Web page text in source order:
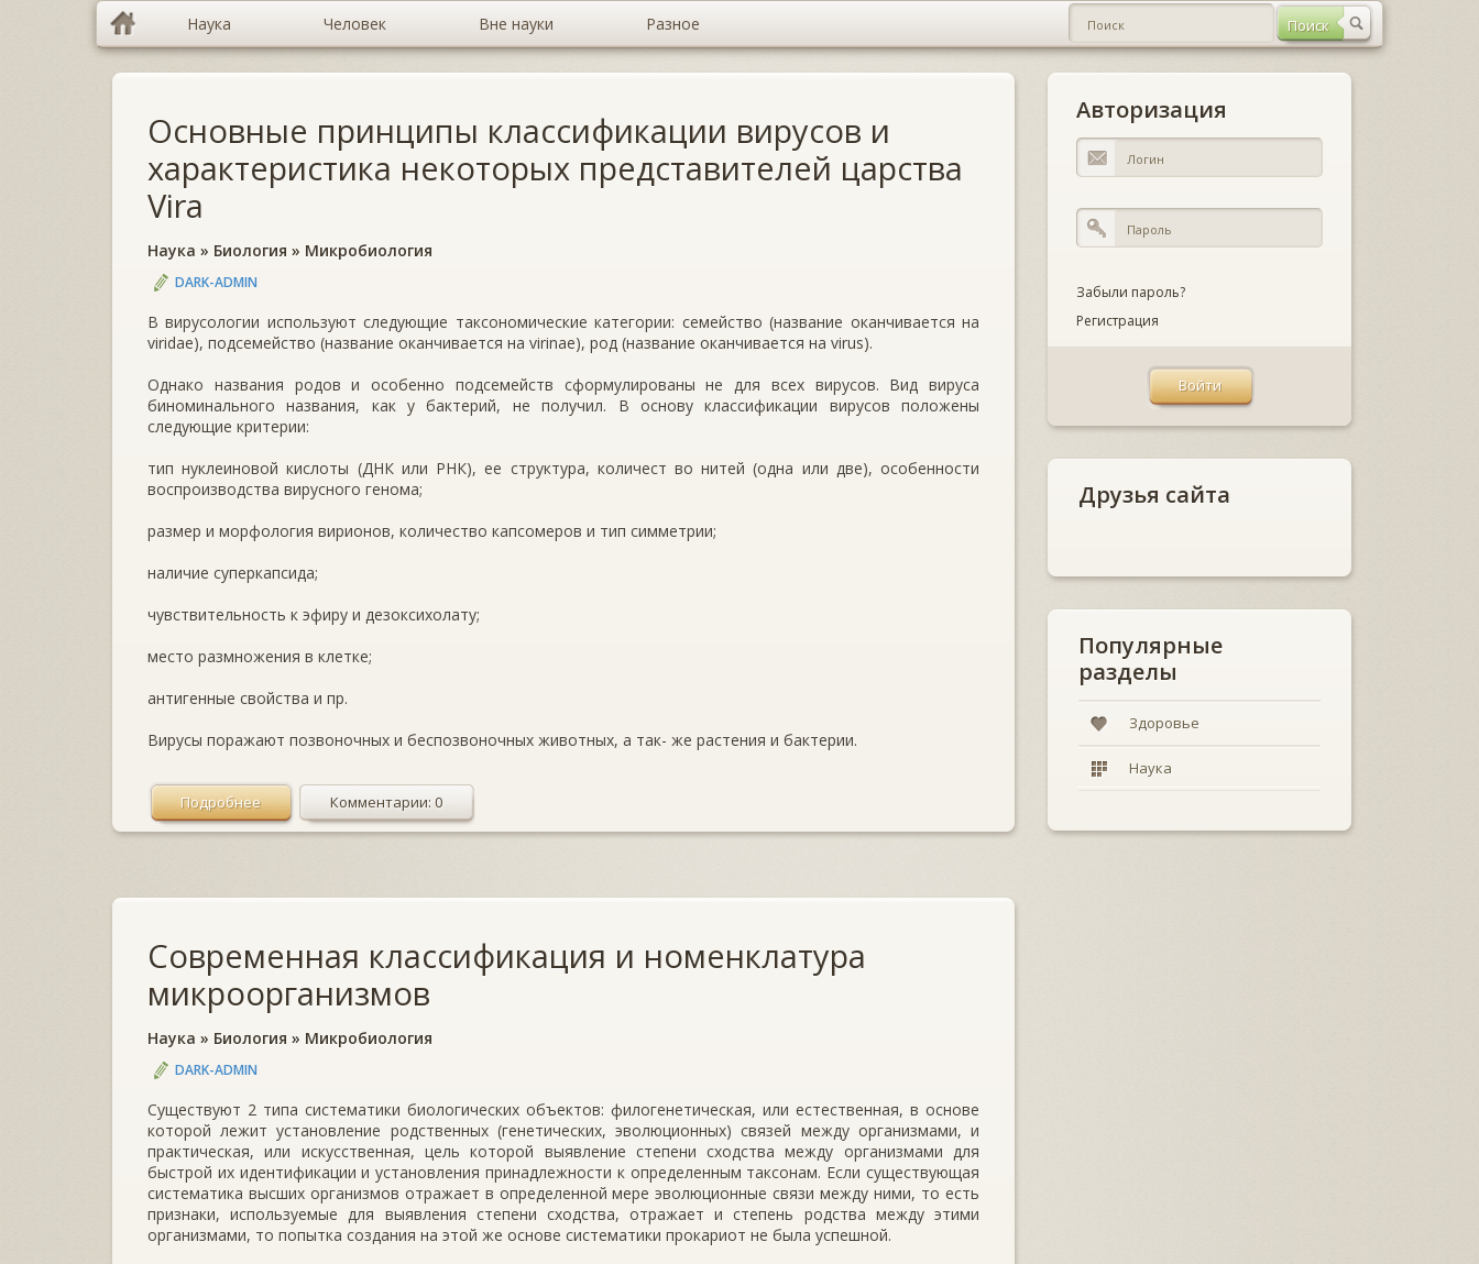
Наука Человек Вне науки Разное
Основные принципы классификации вирусов и
характеристика некоторых представителей царства
Vira
Наука » Биология » Микробиология
DARK-ADMIN
В вирусологии используют следующие таксономические категории: семейство (название оканчивается на
viridae), подсемейство (название оканчивается на virinae), род (название оканчивается на virus).
Однако названия родов и особенно подсемейств сформулированы не для всех вирусов. Вид вируса
биноминального названия, как у бактерий, не получил. В основу классификации вирусов положены
следующие критерии:
тип нуклеиновой кислоты (ДНК или РНК), ее структура, количест во нитей (одна или две), особенности
воспроизводства вирусного генома;
размер и морфология вирионов, количество капсомеров и тип симметрии;
наличие суперкапсида;
чувствительность к эфиру и дезоксихолату;
место размножения в клетке;
антигенные свойства и пр.
Вирусы поражают позвоночных и беспозвоночных животных, а так- же растения и бактерии.
Подробнее Комментарии: 0
Современная классификация и номенклатура
микроорганизмов
Наука » Биология » Микробиология
DARK-ADMIN
Существуют 2 типа систематики биологических объектов: филогенетическая, или естественная, в основе
которой лежит установление родственных (генетических, эволюционных) связей между организмами, и
практическая, или искусственная, цель которой выявление степени сходства между организмами для
быстрой их идентификации и установления принадлежности к определенным таксонам. Если существующая
систематика высших организмов отражает в определенной мере эволюционные связи между ними, то есть
признаки, используемые для выявления степени сходства, отражает и степень родства между этими
организмами, то попытка создания на этой же основе систематики прокариот не была успешной.
Авторизация
Забыли пароль?
Регистрация
Друзья сайта
Популярные
разделы
Здоровье
Наука